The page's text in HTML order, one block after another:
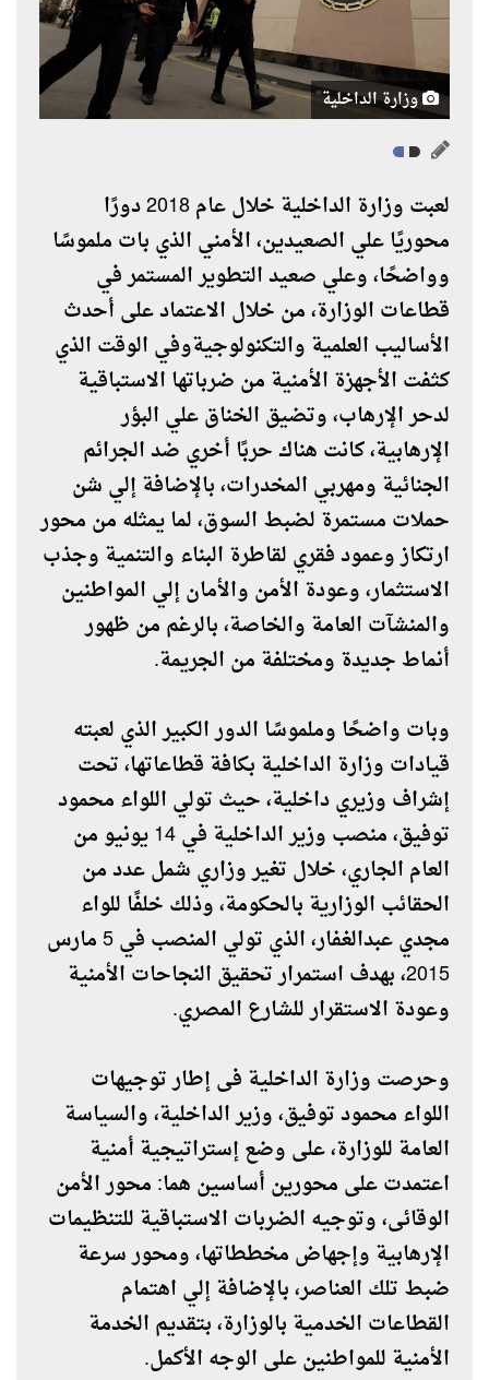
وزارة الداخلية
لعبت وزارة الداخلية خلال عام 2018 دورًا
محوريًا علي الصعيدين، الأمني الذي بات ملموسًا
وواضحًا، وعلي صعيد التطوير المستمر في
قطاعات الوزارة، من خلال الاعتماد على أحدث
الأساليب العلمية والتكنولوجيةوفي الوقت الذي
كثفت الأجهزة الأمنية من ضرباتها الاستباقية
لدحر الإرهاب، وتضيق الخناق علي البؤر
الإرهابية، كانت هناك حربًا أخري ضد الجرائم
الجنائية ومهربي المخدرات، بالإضافة إلي شن
حملات مستمرة لضبط السوق، لما يمثله من محور
ارتكاز وعمود فقري لقاطرة البناء والتنمية وجذب
الاستثمار، وعودة الأمن والأمان إلي المواطنين
والمنشآت العامة والخاصة، بالرغم من ظهور
أنماط جديدة ومختلفة من الجريمة.
وبات واضحًا وملموسًا الدور الكبير الذي لعبته
قيادات وزارة الداخلية بكافة قطاعاتها، تحت
إشراف وزيري داخلية، حيث تولي اللواء محمود
توفيق، منصب وزير الداخلية في 14 يونيو من
العام الجاري، خلال تغير وزاري شمل عدد من
الحقائب الوزارية بالحكومة، وذلك خلفًا للواء
مجدي عبدالغفار، الذي تولي المنصب في 5 مارس
2015، بهدف استمرار تحقيق النجاحات الأمنية
وعودة الاستقرار للشارع المصري.
وحرصت وزارة الداخلية فى إطار توجيهات
اللواء محمود توفيق، وزير الداخلية، والسياسة
العامة للوزارة، على وضع إستراتيجية أمنية
اعتمدت على محورين أساسين هما: محور الأمن
الوقائى، وتوجيه الضربات الاستباقية للتنظيمات
الإرهابية وإجهاض مخططاتها، ومحور سرعة
ضبط تلك العناصر، بالإضافة إلي اهتمام
القطاعات الخدمية بالوزارة، بتقديم الخدمة
الأمنية للمواطنين على الوجه الأكمل.